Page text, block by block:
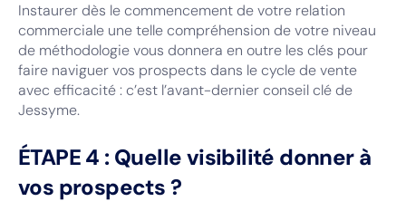
Instaurer dès le commencement de votre relation
commerciale une telle compréhension de votre niveau
de méthodologie vous donnera en outre les clés pour
faire naviguer vos prospects dans le cycle de vente
avec efficacité : c’est l’avant-dernier conseil clé de
Jessyme.
ÉTAPE 4 : Quelle visibilité donner à
vos prospects ?